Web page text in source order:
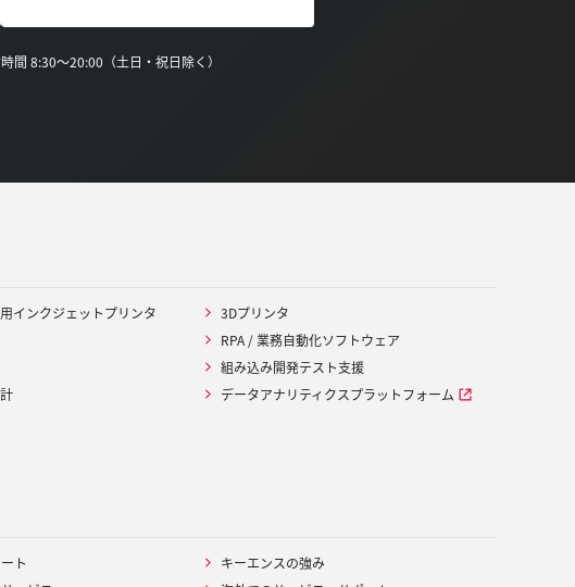
間 8:30～20:00（土日・祝日除く）
インクジェットプリンタ
3Dプリンタ
RPA / 業務自動化ソフトウェア
組み込み開発テスト支援
データアナリティクスプラットフォーム
ト
キーエンスの強み